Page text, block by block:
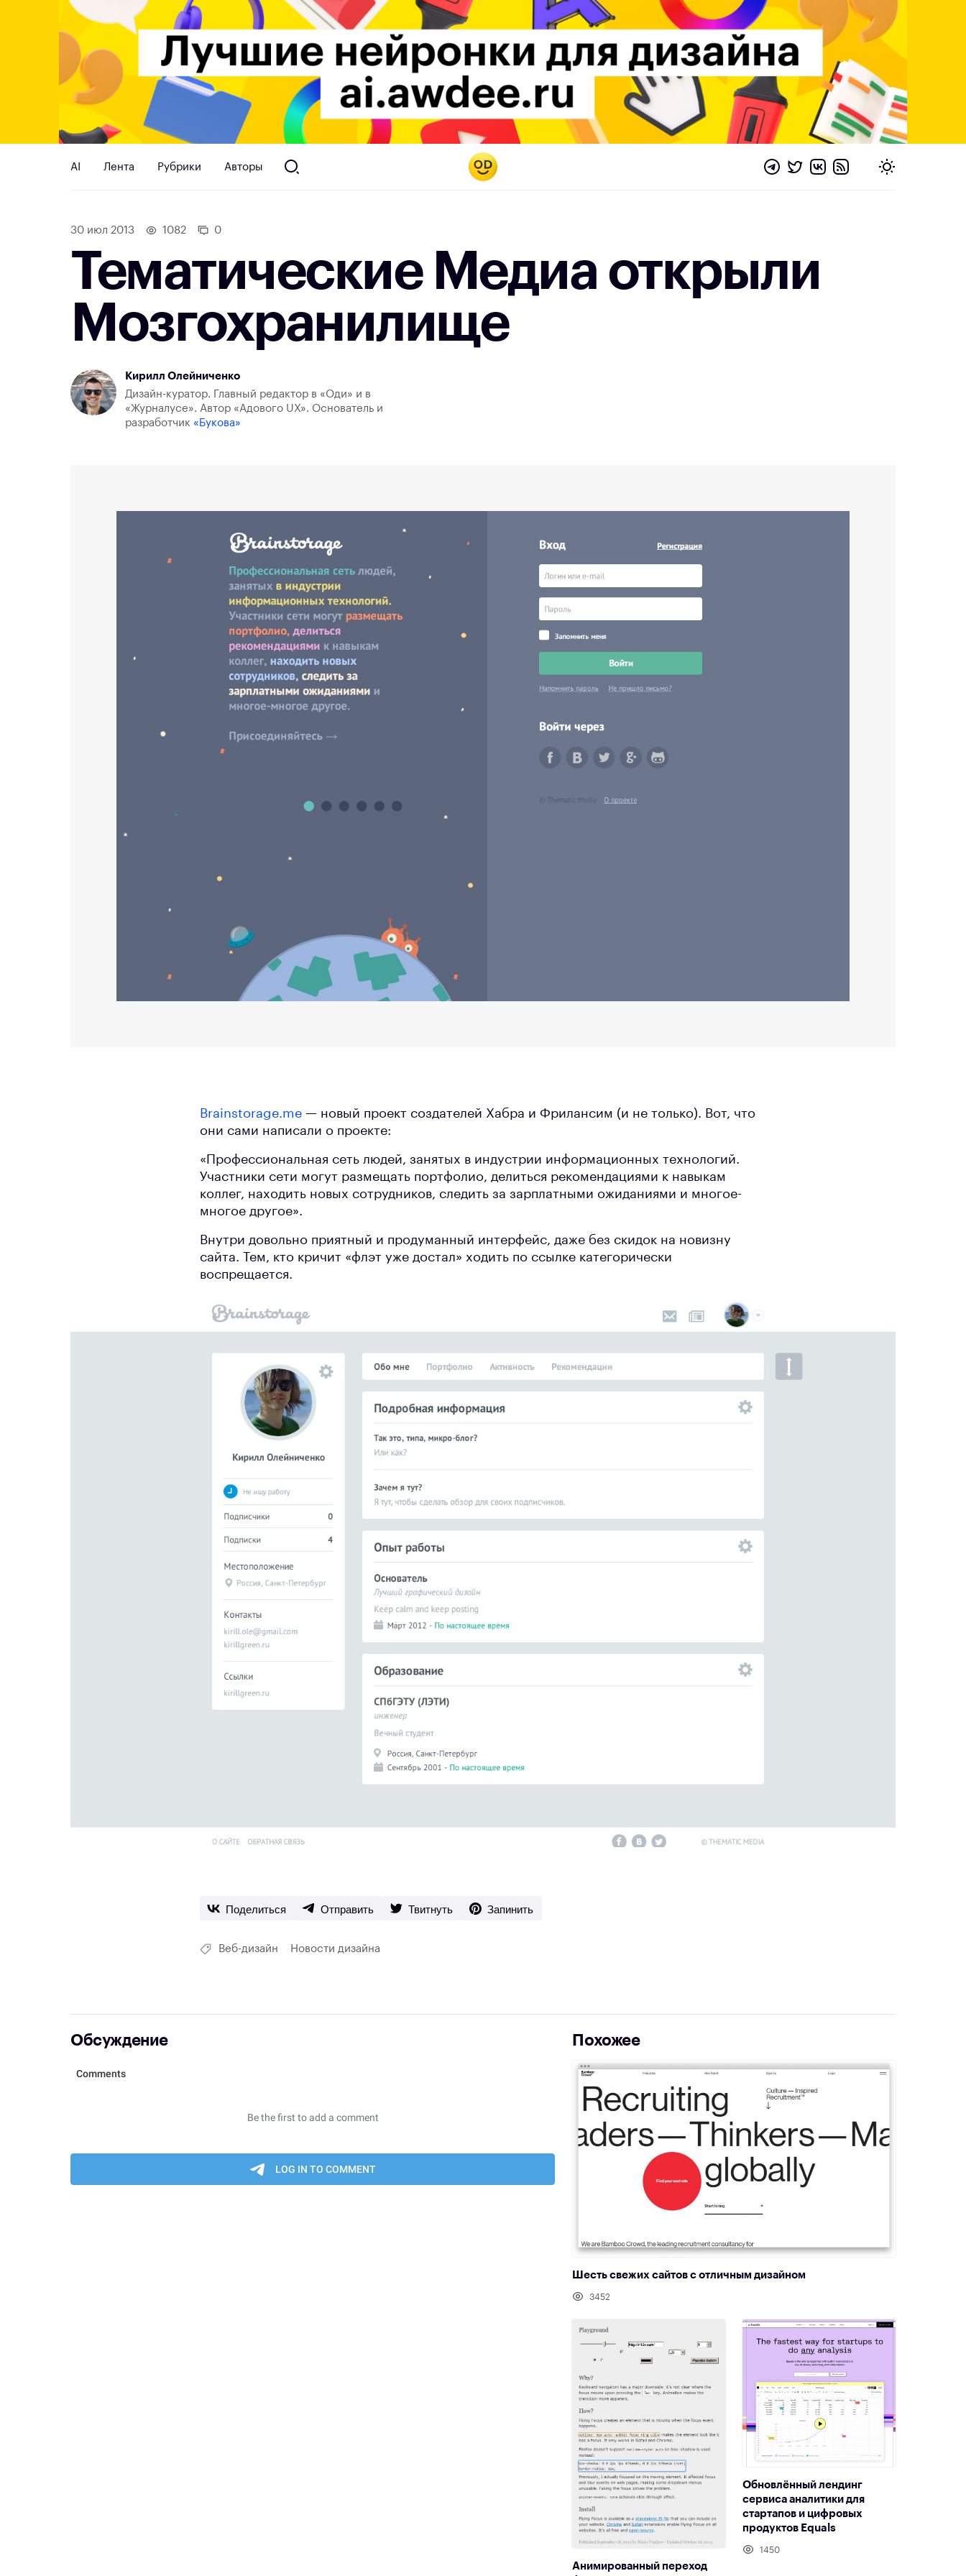
AI Лента Рубрики Авторы
30 июл 2013 1082 0
Тематические Медиа открыли
Мозгохранилище
Кирилл Олейниченко
Дизайн-куратор. Главный редактор в «Оди» и в
«Журналусе». Автор «Адового UX». Основатель и
разработчик «Букова»
Brainstorage.me — новый проект создателей Хабра и Фрилансим (и не только). Вот, что
они сами написали о проекте:
«Профессиональная сеть людей, занятых в индустрии информационных технологий.
Участники сети могут размещать портфолио, делиться рекомендациями к навыкам
коллег, находить новых сотрудников, следить за зарплатными ожиданиями и многое-
многое другое».
Внутри довольно приятный и продуманный интерфейс, даже без скидок на новизну
сайта. Тем, кто кричит «флэт уже достал» ходить по ссылке категорически
воспрещается.
Поделиться Отправить Твитнуть Запинить
Веб-дизайн Новости дизайна
Обсуждение Похожее
Шесть свежих сайтов с отличным дизайном
3452
Анимированный переход
Обновлённый лендинг
сервиса аналитики для
стартапов и цифровых
продуктов Equals
1450